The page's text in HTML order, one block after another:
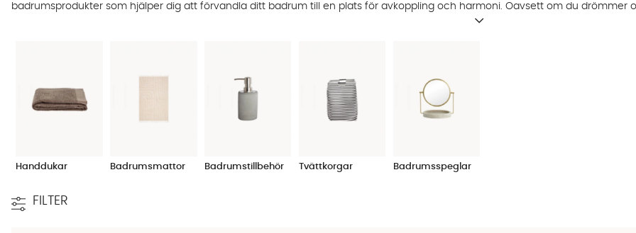
badrumsprodukter som hjälper dig att förvandla ditt badrum till en plats för avkoppling och harmoni. Oavsett om du drömmer
Handdukar Badrumsmattor Badrumstillbehör Tvättkorgar Badrumsspeglar
FILTER